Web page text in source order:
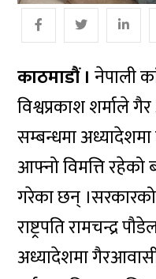
काठमाडौं । नेपाली
विश्वप्रकाश शर्माले
सम्बन्धमा
आफ्नो विमत्ति रहेको
गरेका छन्
राष्ट्रपति रामचन्द्र
अध्यादेशमा